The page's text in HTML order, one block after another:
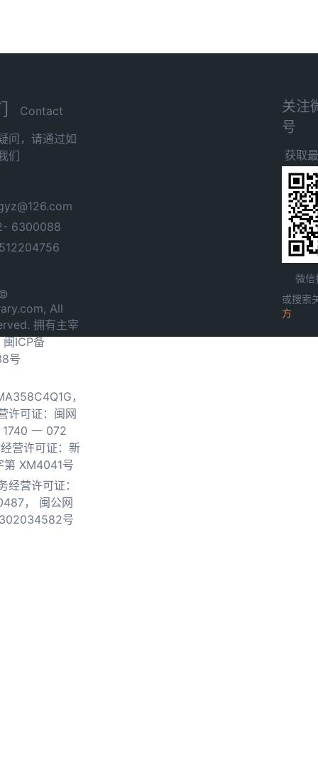
Contact
问，请通过如
们
6300088
All
拥有主宰
闽ICP备
号
，
许可证：闽网
一 072
营许可证：新
第 XM4041号
经营许可证：
，
闽公网
号
关注
号
获取
微信
或搜索
方